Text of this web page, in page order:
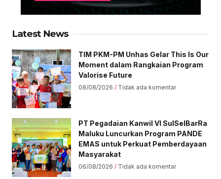
Latest News
TIM PKM-PM Unhas Gelar This Is Our
Moment dalam Rangkaian Program
Valorise Future
08/08/2026 Tidak ada komentar
PT Pegadaian Kanwil VI SulSelBarRa
Maluku Luncurkan Program PANDE
EMAS untuk Perkuat Pemberdayaan
Masyarakat
06/08/2026 Tidak ada komentar